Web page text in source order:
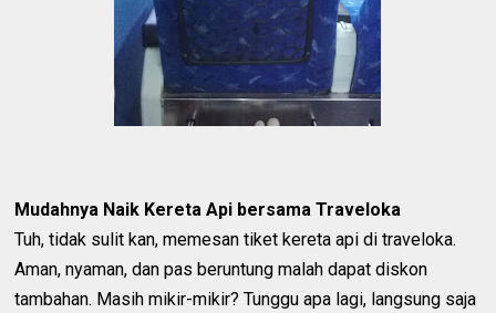
Mudahnya Naik Kereta Api bersama Traveloka
Tuh, tidak sulit kan, memesan tiket kereta api di traveloka.
Aman, nyaman, dan pas beruntung malah dapat diskon
tambahan. Masih mikir-mikir? Tunggu apa lagi, langsung saja